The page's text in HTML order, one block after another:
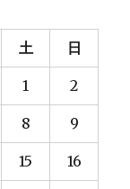
土 日
1 2
8 9
15 16